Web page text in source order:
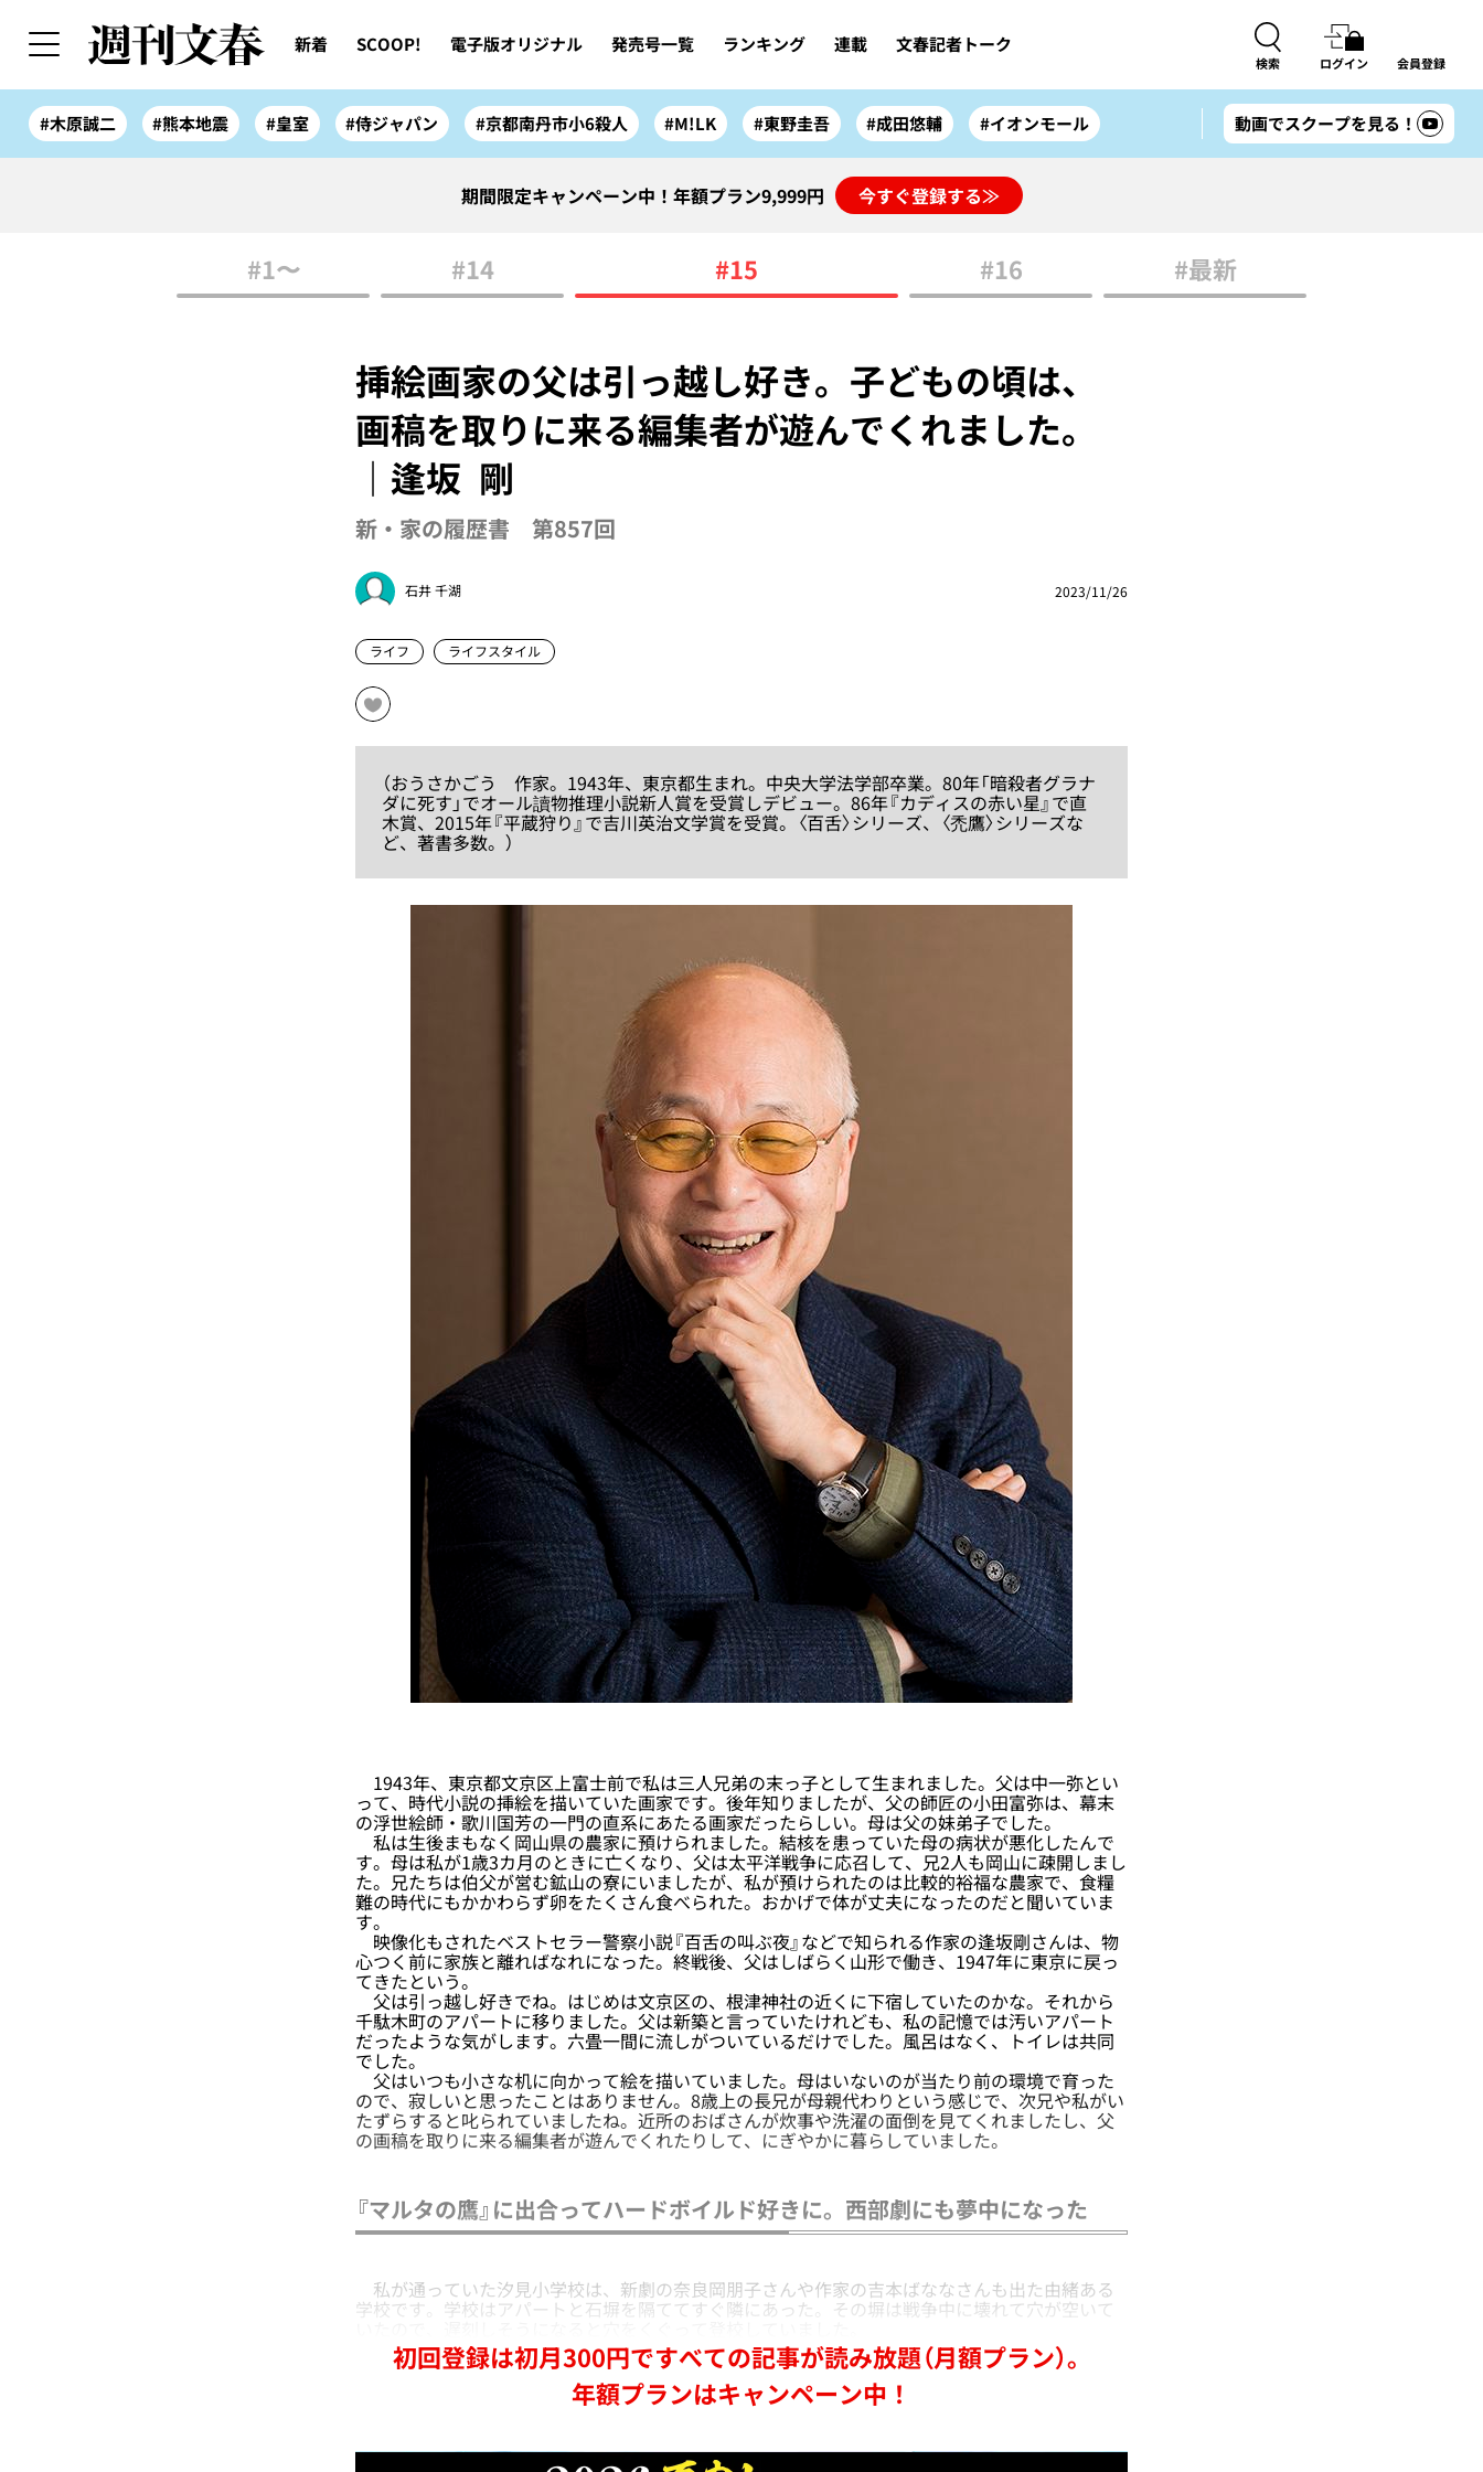
新着 SCOOP! 電子版オリジナル 発売号一覧 ランキング 連載 文春記者トーク
検索 ログイン 会員登録
#木原誠二 #熊本地震 #皇室 #侍ジャパン #京都南丹市小6殺人 #M!LK #東野圭吾 #成田悠輔 #イオンモール 動画でスクープを見る！
期間限定キャンペーン中！年額プラン9,999円 今すぐ登録する≫
#1〜 #14 #15 #16 #最新
挿絵画家の父は引っ越し好き。子どもの頃は、
画稿を取りに来る編集者が遊んでくれました。
｜逢坂 剛
新・家の履歴書 第857回
石井 千湖 2023/11/26
ライフ ライフスタイル
（おうさかごう 作家。1943年、東京都生まれ。中央大学法学部卒業。80年「暗殺者グラナ
ダに死す」でオール讀物推理小説新人賞を受賞しデビュー。86年『カディスの赤い星』で直
木賞、2015年『平蔵狩り』で吉川英治文学賞を受賞。〈百舌〉シリーズ、〈禿鷹〉シリーズな
ど、著書多数。）
1943年、東京都文京区上富士前で私は三人兄弟の末っ子として生まれました。父は中一弥とい
って、時代小説の挿絵を描いていた画家です。後年知りましたが、父の師匠の小田富弥は、幕末
の浮世絵師・歌川国芳の一門の直系にあたる画家だったらしい。母は父の妹弟子でした。
私は生後まもなく岡山県の農家に預けられました。結核を患っていた母の病状が悪化したんで
す。母は私が1歳3カ月のときに亡くなり、父は太平洋戦争に応召して、兄2人も岡山に疎開しまし
た。兄たちは伯父が営む鉱山の寮にいましたが、私が預けられたのは比較的裕福な農家で、食糧
難の時代にもかかわらず卵をたくさん食べられた。おかげで体が丈夫になったのだと聞いていま
す。
映像化もされたベストセラー警察小説『百舌の叫ぶ夜』などで知られる作家の逢坂剛さんは、物
心つく前に家族と離ればなれになった。終戦後、父はしばらく山形で働き、1947年に東京に戻っ
てきたという。
父は引っ越し好きでね。はじめは文京区の、根津神社の近くに下宿していたのかな。それから
千駄木町のアパートに移りました。父は新築と言っていたけれども、私の記憶では汚いアパート
だったような気がします。六畳一間に流しがついているだけでした。風呂はなく、トイレは共同
でした。
父はいつも小さな机に向かって絵を描いていました。母はいないのが当たり前の環境で育った
ので、寂しいと思ったことはありません。8歳上の長兄が母親代わりという感じで、次兄や私がい
たずらすると叱られていましたね。近所のおばさんが炊事や洗濯の面倒を見てくれましたし、父
の画稿を取りに来る編集者が遊んでくれたりして、にぎやかに暮らしていました。
『マルタの鷹』に出合ってハードボイルド好きに。西部劇にも夢中になった
私が通っていた汐見小学校は、新劇の奈良岡朋子さんや作家の吉本ばななさんも出た由緒ある
学校です。学校はアパートと石塀を隔ててすぐ隣にあった。その塀は戦争中に壊れて穴が空いて
初回登録は初月300円ですべての記事が読み放題（月額プラン）。
年額プランはキャンペーン中！